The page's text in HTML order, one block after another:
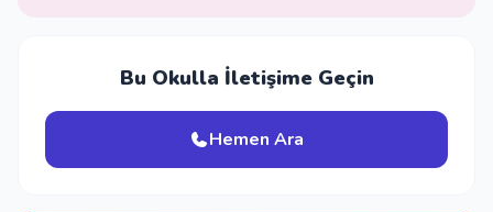
Bu Okulla İletişime Geçin
Hemen Ara